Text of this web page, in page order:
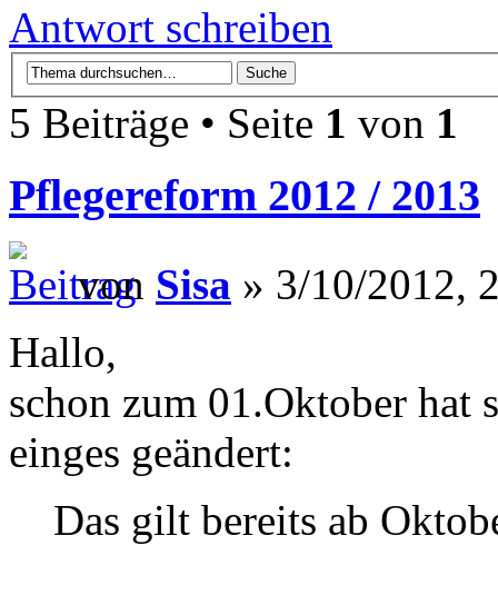
Antwort schreiben
5 Beiträge • Seite 1 von 1
Pflegereform 2012 / 2013
von Sisa » 3/10/2012,
Hallo,
schon zum 01.Oktober hat
einges geändert:
Das gilt bereits ab